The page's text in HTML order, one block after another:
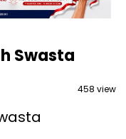
Swasta
458 view